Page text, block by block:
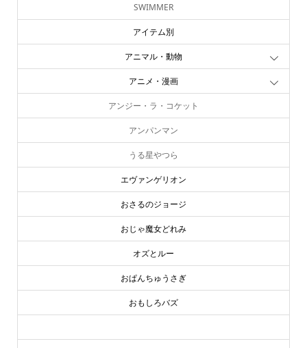
SWIMMER
アイテム別
アニマル・動物
アニメ・漫画
アンジー・ラ・コケット
アンパンマン
うる星やつら
エヴァンゲリオン
おさるのジョージ
おじゃ魔女どれみ
オズとルー
おぱんちゅうさぎ
おもしろバズ
online store company info contact us share me!